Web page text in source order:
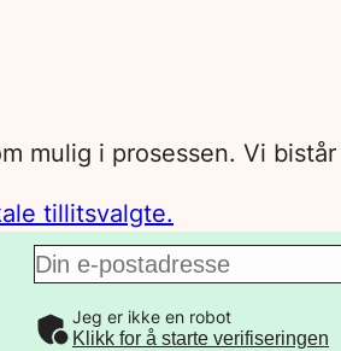
mulig i prosessen. Vi
tillitsvalgte.
E
-
Jeg er ikke en robot
Klikk for å starte verifiseringen